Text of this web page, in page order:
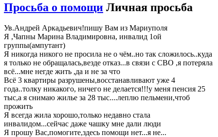
Просьба о помощи Личная просьба
Ув.Андрей Аркадьевич!пишу Вам из Мариуполя
Я ,Чапны Марина Владимировна, инвалид 1ой
группы(ампутант)
Я никогда никого не просила не о чём..но так сложилось..куда
я только не обращалась,везде отказ...в связи с СВО ,я потеряла
всё...мне негде жить ,да и не за что
Всё 3 квартиры разрушены,восстанавливают уже 4
года..толку никакого, ничего не делается!!!у меня пенсия 25
тыс,а я снимаю жилье за 28 тыс....леплю пельмени,чтоб
прожить
Я всегда жила хорошо,только недавно стала
инвалидом...сейчас даже чашку мне дали люди
Я прошу Вас,помогите,здесь помощи нет...я не...